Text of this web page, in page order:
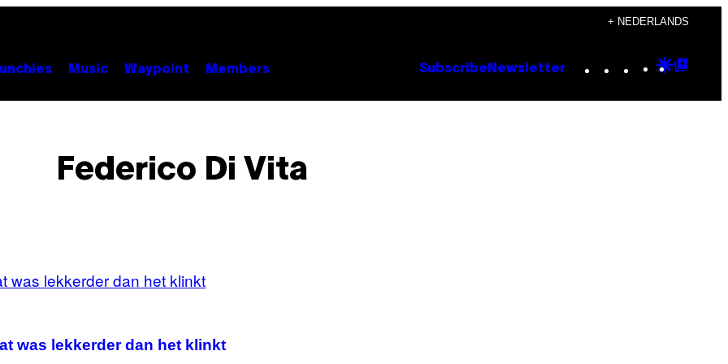
+ NEDERLANDS
Music Waypoint Members Subscribe Newsletter Instagram
TikTok
YouTube
Google
Federico Di Vita
was lekkerder dan het klinkt